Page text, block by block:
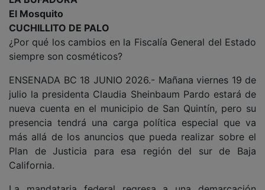
El Mosquito
CUCHILLITO DE PALO
¿Por qué los cambios en la Fiscalía General del Estado
siempre son cosméticos?
ENSENADA BC 18 JUNIO 2026.- Mañana viernes 19 de
julio la presidenta Claudia Sheinbaum Pardo estará de
nueva cuenta en el municipio de San Quintín, pero su
presencia tendrá una carga política especial que va
más allá de los anuncios que pueda realizar sobre el
Plan de Justicia para esa región del sur de Baja
California.